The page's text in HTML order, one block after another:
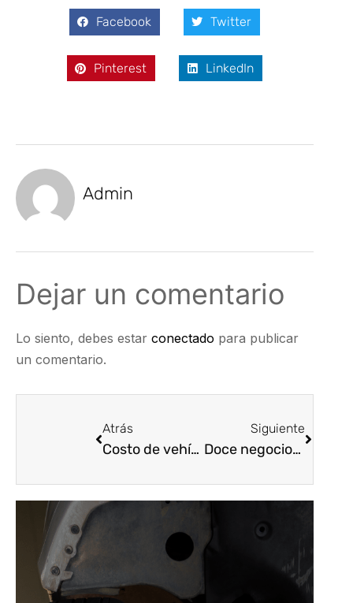
Facebook Twitter
Pinterest LinkedIn
Admin
Dejar un comentario
Lo siento, debes estar conectado para publicar
un comentario.
Atrás
Costo de vehículos y de cesta básica de repuestos aumentó 58% en relación con 2019
Siguiente
Doce negocios de carros en Ciudad Bolívar fueron sellados por incumplir normas ambientales